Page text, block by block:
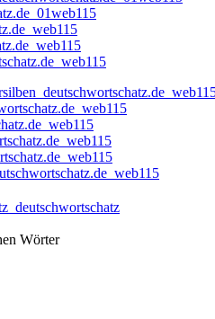
Wörter